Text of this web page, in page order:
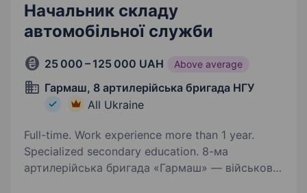
Начальник складу
автомобільної служби
25 000 – 125 000 UAH Above average
Гармаш, 8 артилерійська бригада НГУ
All Ukraine
Full-time. Work experience more than 1 year.
Specialized secondary education. 8-ма
артилерійська бригада «Гармаш» — військове